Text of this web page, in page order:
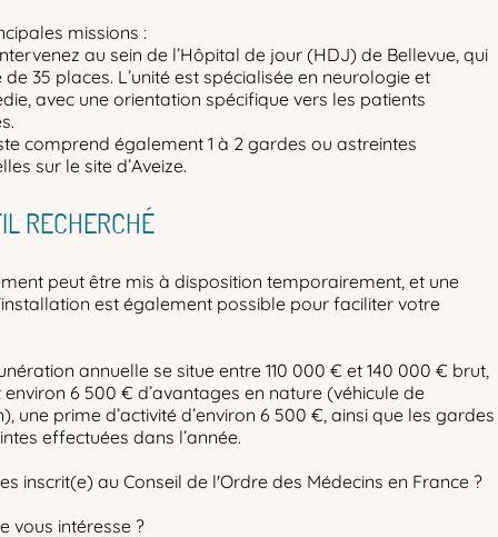
missions :
au sein de l’Hôpital de jour (HDJ) de Bellevue, qui
35 places. L’unité est spécialisée en neurologie et
avec une orientation spécifique vers les patients
comprend également 1 à 2 gardes ou astreintes
sur le site d’Aveize.
RECHERCHÉ
peut être mis à disposition temporairement, et une
est également possible pour faciliter votre
annuelle se situe entre 110 000 € et 140 000 € brut,
environ 6 500 € d’avantages en nature (véhicule de
une prime d’activité d’environ 6 500 €, ainsi que les gardes
effectuées dans l’année.
inscrit(e) au Conseil de l'Ordre des Médecins en France ?
vous intéresse ?